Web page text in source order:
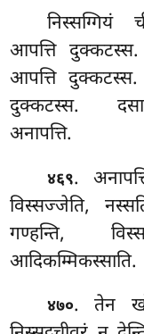
निस्सग्गियं
आपत्ति दुक्कटस्स.
आपत्ति दुक्कटस्स.
दुक्कटस्स.
अनापत्ति.
४६९.
विस्सज्जेति,
गण्हन्ति,
आदिकम्मिकस्साति.
४७०. तेन